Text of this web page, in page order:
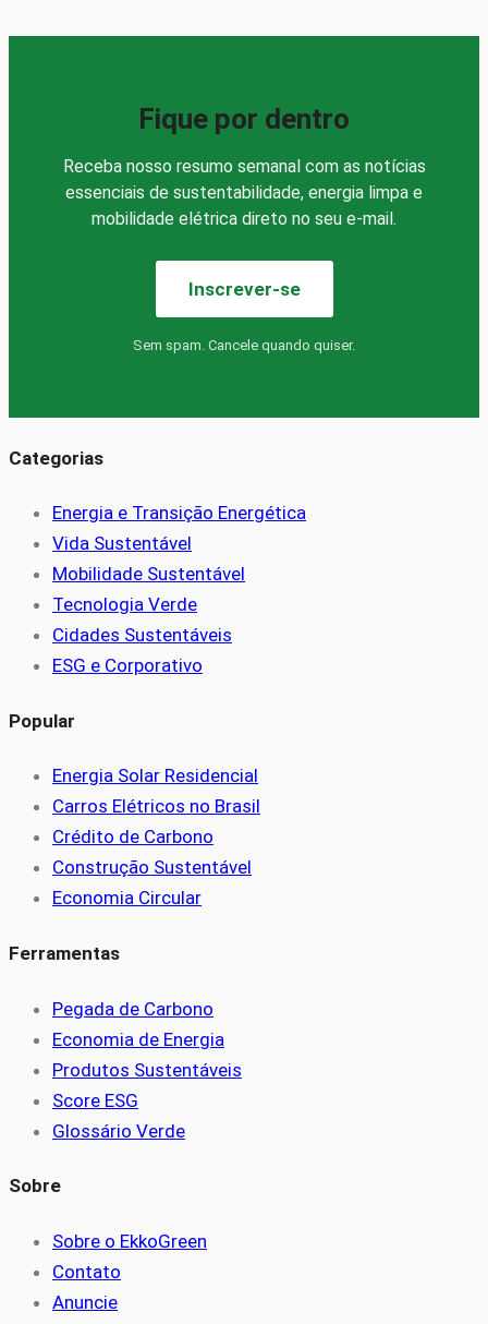
Fique por dentro
Receba nosso resumo semanal com as notícias
essenciais de sustentabilidade, energia limpa e
mobilidade elétrica direto no seu e-mail.
Inscrever-se
Sem spam. Cancele quando quiser.
Categorias
Energia e Transição Energética
Vida Sustentável
Mobilidade Sustentável
Tecnologia Verde
Cidades Sustentáveis
ESG e Corporativo
Popular
Energia Solar Residencial
Carros Elétricos no Brasil
Crédito de Carbono
Construção Sustentável
Economia Circular
Ferramentas
Pegada de Carbono
Economia de Energia
Produtos Sustentáveis
Score ESG
Glossário Verde
Sobre
Sobre o EkkoGreen
Contato
Anuncie